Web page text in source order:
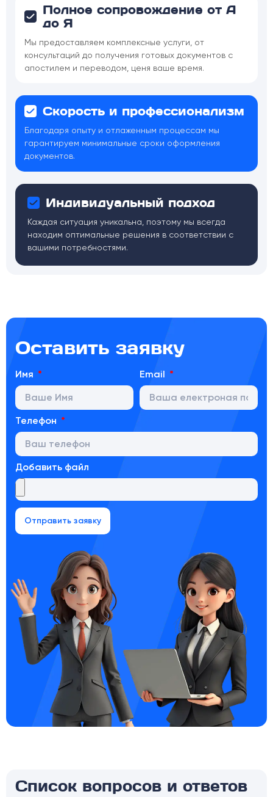
Полное сопровождение от А
до Я
Мы предоставляем комплексные услуги, от
консультаций до получения готовых документов с
апостилем и переводом, ценя ваше время.
Скорость и профессионализм
Благодаря опыту и отлаженным процессам мы
гарантируем минимальные сроки оформления
документов.
Индивидуальный подход
Каждая ситуация уникальна, поэтому мы всегда
находим оптимальные решения в соответствии с
вашими потребностями.
Оставить заявку
Имя Email
Телефон
Добавить файл
Отправить заявку
Список вопросов и ответов